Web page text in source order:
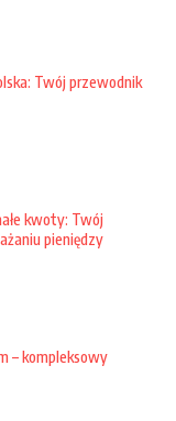
Twój przewodnik
kwoty: Twój
pieniędzy
– kompleksowy